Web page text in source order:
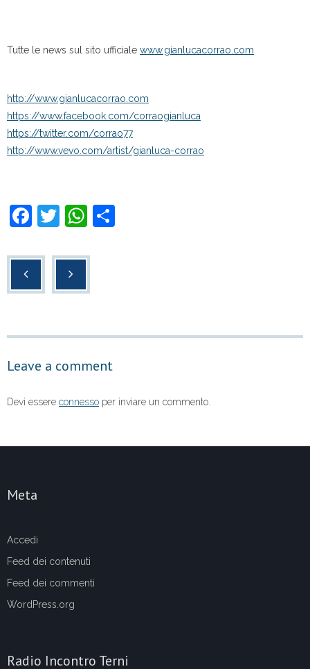
Tutte le news sul sito ufficiale www.gianlucacorrao.com
http://www.gianlucacorrao.com
https://www.facebook.com/corraogianluca
https://twitter.com/corrao77
http://www.vevo.com/artist/gianluca-corrao
F
c
k
T
tt
er
W
at
Leave a comment
Devi essere connesso per inviare un commento.
Meta
Accedi
Feed dei contenuti
Feed dei commenti
WordPress.org
Radio Incontro Terni